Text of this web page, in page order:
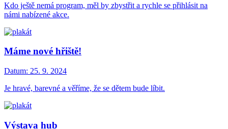
Kdo ještě nemá program, měl by zbystřit a rychle se přihlásit na
námi nabízené akce.
Máme nové hřiště!
Datum: 25. 9. 2024
Je hravé, barevné a věříme, že se dětem bude líbit.
Výstava hub